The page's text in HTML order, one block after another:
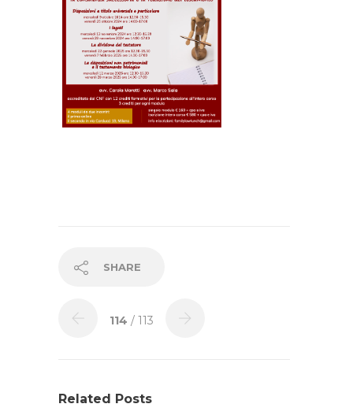
SHARE
114 / 113
Related Posts